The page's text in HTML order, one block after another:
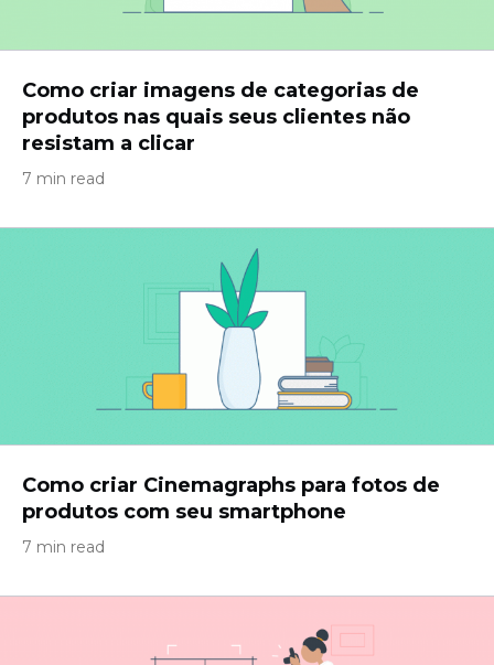
Como criar imagens de categorias de
produtos nas quais seus clientes não
resistam a clicar
7 min read
Como criar Cinemagraphs para fotos de
produtos com seu smartphone
7 min read